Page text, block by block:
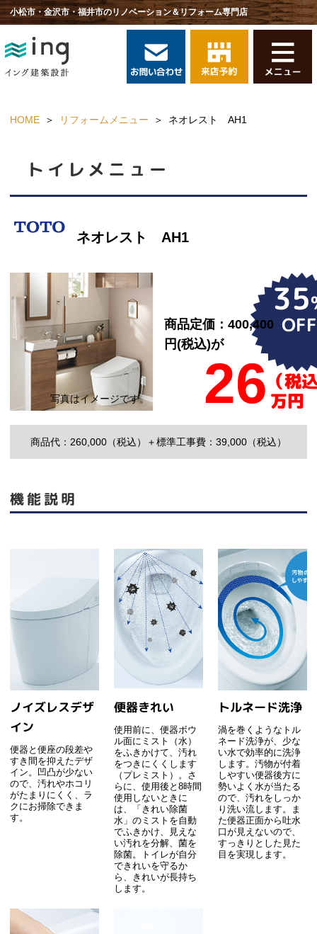
小松市・金沢市・福井市のリノベーション＆リフォーム専門店
HOME リフォームメニュー ネオレスト AH1
トイレ メニュー
ネオレスト AH1
35
OFF
商品定価：400,400
円(税込)が
26 （税
万円
商品代：260,000（税込） ＋標準工事費：39,000（税込）
機能説明
ノイズレスデザ
イン
便器と便座の段差や
すき間を抑えたデザ
イン。凹凸が少ない
ので、汚れやホコリ
がたまりにくく、ラ
クにお掃除できま
す。
便器きれい
使用前に、便器ボウ
ル面にミスト（水）
をふきかけて、汚れ
をつきにくくします
（プレミスト）。さ
らに、使用後と8時間
使用しないときに
は、「きれい除菌
水」のミストを自動
でふきかけ、見えな
い汚れを分解、菌を
除菌。トイレが自分
できれいを守るか
ら、きれいが長持ち
します。
トルネード洗浄
渦を巻くようなトル
ネード洗浄が、少な
い水で効率的に洗浄
します。汚物が付着
しやすい便器後方に
勢いよく水が当たる
ので、汚れをしっか
り洗い流します。ま
た便器正面から吐水
口が見えないので、
すっきりとした見た
目を実現します。